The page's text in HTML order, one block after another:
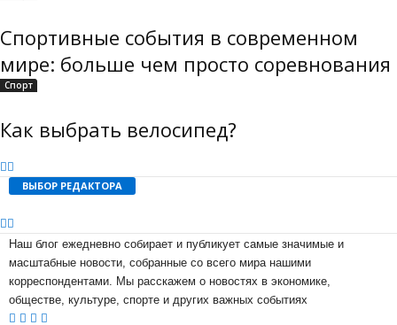
Спортивные события в современном
мире: больше чем просто соревнования
Спорт
Как выбрать велосипед?
ВЫБОР РЕДАКТОРА
Наш блог ежедневно собирает и публикует самые значимые и
масштабные новости, собранные со всего мира нашими
корреспондентами. Мы расскажем о новостях в экономике,
обществе, культуре, спорте и других важных событиях